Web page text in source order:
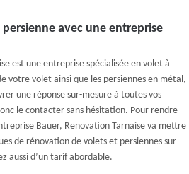
avec une entreprise
est une entreprise spécialisée en volet à
votre volet ainsi que les persiennes en métal,
une réponse sur-mesure à toutes vos
le contacter sans hésitation. Pour rendre
Bauer, Renovation Tarnaise va mettre
de rénovation de volets et persiennes sur
aussi d’un tarif abordable.